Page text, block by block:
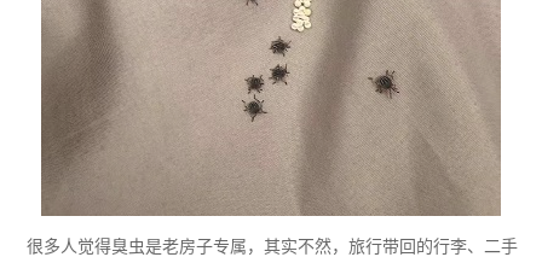
很多人觉得臭虫是老房子专属，其实不然，旅行带回的行李、二手